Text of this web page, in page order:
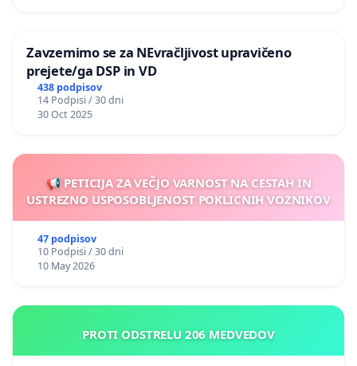
Zavzemimo se za NEvračljivost upravičeno
prejete/ga DSP in VD
438 podpisov
14 Podpisi / 30 dni
30 Oct 2025
📢 PETICIJA ZA VEČJO VARNOST NA CESTAH IN
USTREZNO USPOSOBLJENOST POKLICNIH VOZNIKOV
47 podpisov
10 Podpisi / 30 dni
10 May 2026
PROTI ODSTRELU 206 MEDVEDOV